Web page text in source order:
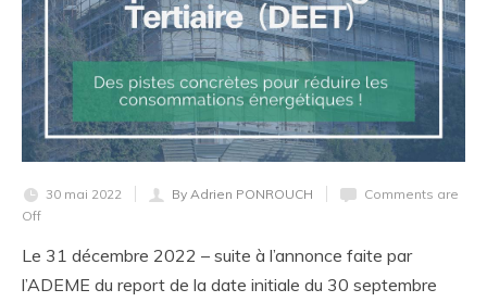
30 mai 2022 By Adrien PONROUCH
Comments are
Off
Le 31 décembre 2022 – suite à l’annonce faite par
l’ADEME du report de la date initiale du 30 septembre